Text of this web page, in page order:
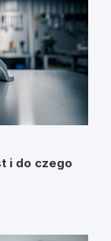
i do czego